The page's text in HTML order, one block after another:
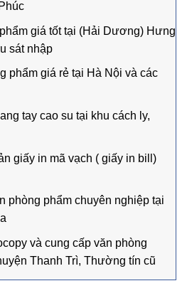
giá tốt tại (Hải Dương) Hưng
sát nhập
phẩm giá rẻ tại Hà Nội và các
tay cao su tại khu cách ly,
giấy in mã vạch ( giấy in bill)
phòng phẩm chuyên nghiệp tại
và cung cấp văn phòng
Thanh Trì, Thường tín cũ